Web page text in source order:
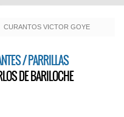
CURANTOS VICTOR GOYE
/ PARRILLAS
DE BARILOCHE